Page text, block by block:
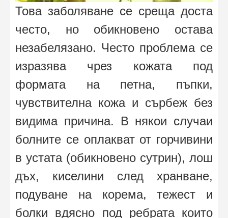
Това заболяване се среща доста
често, но обикновено остава
незабелязано. Често проблема се
изразява чрез кожата под
формата на петна, пъпки,
чувствителна кожа и сърбеж без
видима причина. В някои случаи
болните се оплакват от горчивини
в устата (обикновено сутрин), лош
дъх, киселини след хранване,
подуване на корема, тежест и
болки вдясно под ребрата които